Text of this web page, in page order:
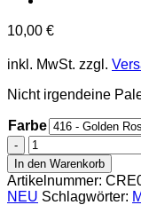
10,00 €
inkl. MwSt. zzgl.
Nicht irgendeine
Farbe
Click
Refill
Eyeshadow
Menge
In den Warenkorb
Artikelnummer:
NEU Schlagwörter: